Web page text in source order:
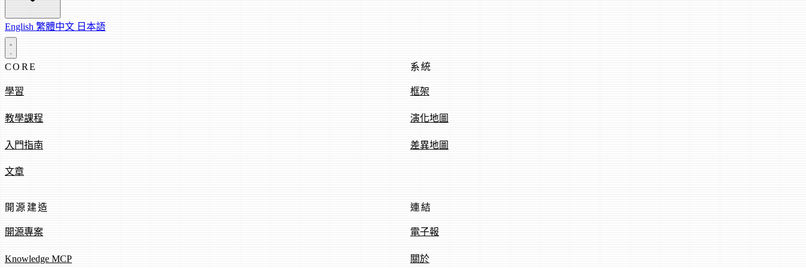
English 繁體中文 日本語
CORE
學習
教學課程
入門指南
文章
系統
框架
演化地圖
差異地圖
開源建造
開源專案
Knowledge MCP
連結
電子報
關於